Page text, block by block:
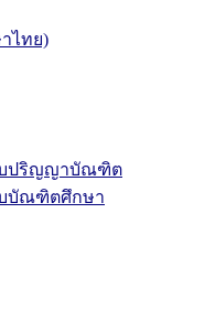
ไทย)
บปริญญาบัณฑิต
บบัณฑิตศึกษา